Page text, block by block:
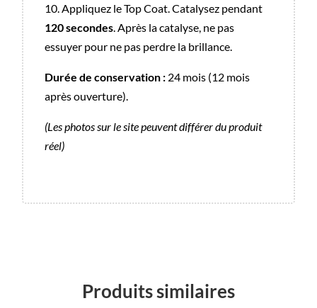
10. Appliquez le Top Coat. Catalysez pendant
120 secondes . Après la catalyse, ne pas
essuyer pour ne pas perdre la brillance.
Durée de conservation : 24 mois (12 mois
après ouverture).
(Les photos sur le site peuvent différer du produit
réel)
Produits similaires